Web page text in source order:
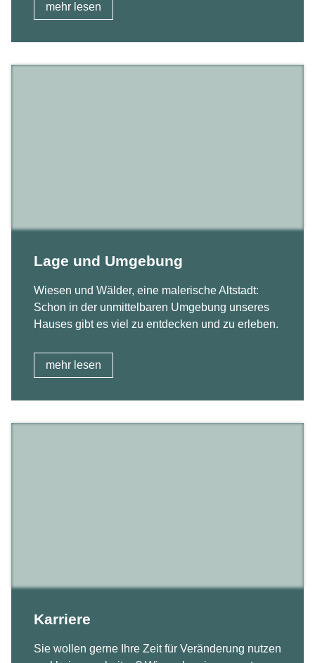
mehr lesen
Lage und Umgebung
Wiesen und Wälder, eine malerische Altstadt:
Schon in der unmittelbaren Umgebung unseres
Hauses gibt es viel zu entdecken und zu erleben.
mehr lesen
Karriere
Sie wollen gerne Ihre Zeit für Veränderung nutzen